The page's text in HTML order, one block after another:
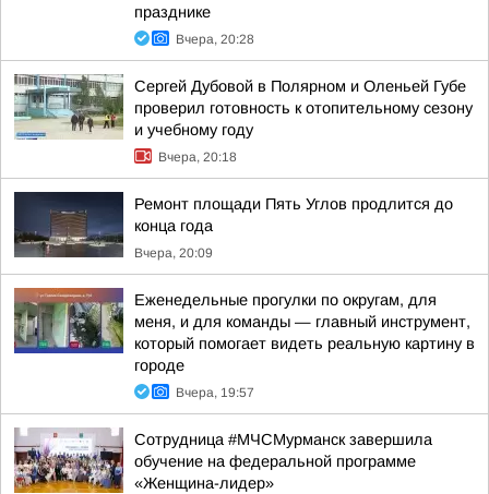
празднике
Вчера, 20:28
Сергей Дубовой в Полярном и Оленьей Губе
проверил готовность к отопительному сезону
и учебному году
Вчера, 20:18
Ремонт площади Пять Углов продлится до
конца года
Вчера, 20:09
Еженедельные прогулки по округам, для
меня, и для команды — главный инструмент,
который помогает видеть реальную картину в
городе
Вчера, 19:57
Сотрудница #МЧСМурманск завершила
обучение на федеральной программе
«Женщина-лидер»